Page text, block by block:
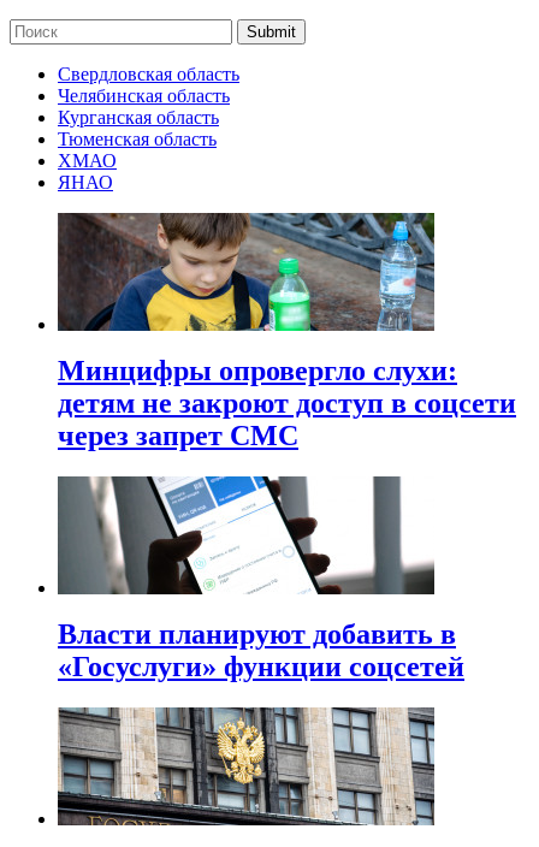
Submit
Свердловская область
Челябинская область
Курганская область
Тюменская область
ХМАО
ЯНАО
Минцифры опровергло слухи:
детям не закроют доступ в соцсети
через запрет СМС
Власти планируют добавить в
«Госуслуги» функции соцсетей